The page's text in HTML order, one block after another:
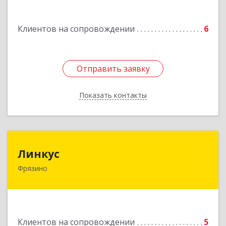
Клиентов на сопровождении 6
Отправить заявку
Показать контакты
Отправить заявку
Назад
Линкус
Фрязино
Клиентов на сопровождении
5
141191, Московская обл, Фрязино г, Ленина ул,